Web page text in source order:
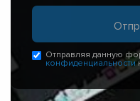
Отправляя данную
конфиденциальности